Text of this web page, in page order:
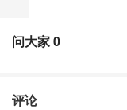
问大家0
评论